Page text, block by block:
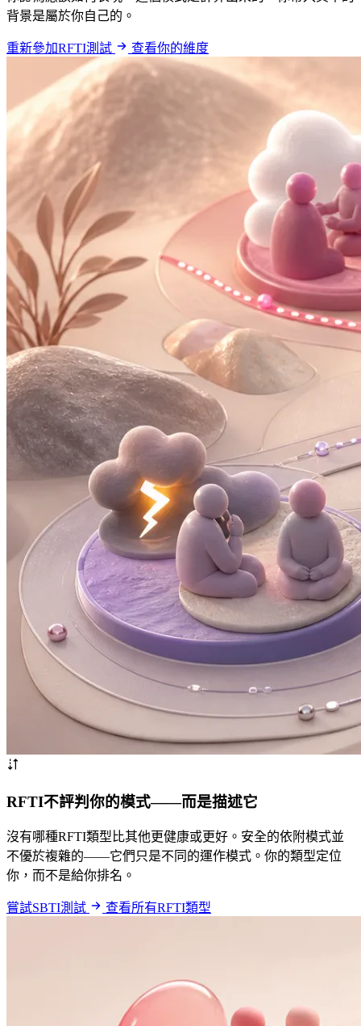
背景是屬於你自己的。
重新參加RFTI測試 查看你的維度
RFTI不評判你的模式——而是描述它
沒有哪種RFTI類型比其他更健康或更好。安全的依附模式並
不優於複雜的——它們只是不同的運作模式。你的類型定位
你，而不是給你排名。
嘗試SBTI測試 查看所有RFTI類型